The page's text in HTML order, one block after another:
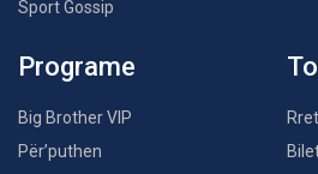
Sport Gossip
Programe
Big Brother VIP
Për’puthen